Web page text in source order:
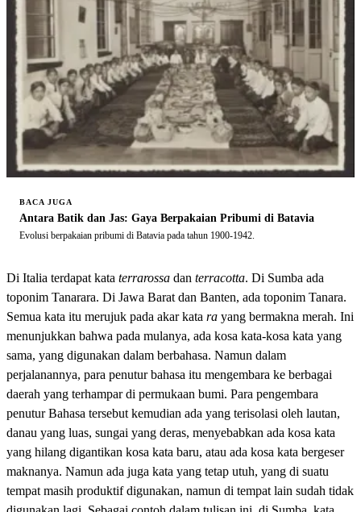
BACA JUGA
Antara Batik dan Jas: Gaya Berpakaian Pribumi di Batavia
Evolusi berpakaian pribumi di Batavia pada tahun 1900-1942.
Di Italia terdapat kata terrarossa dan terracotta. Di Sumba ada
toponim Tanarara. Di Jawa Barat dan Banten, ada toponim Tanara.
Semua kata itu merujuk pada akar kata ra yang bermakna merah. Ini
menunjukkan bahwa pada mulanya, ada kosa kata-kosa kata yang
sama, yang digunakan dalam berbahasa. Namun dalam
perjalanannya, para penutur bahasa itu mengembara ke berbagai
daerah yang terhampar di permukaan bumi. Para pengembara
penutur Bahasa tersebut kemudian ada yang terisolasi oleh lautan,
danau yang luas, sungai yang deras, menyebabkan ada kosa kata
yang hilang digantikan kosa kata baru, atau ada kosa kata bergeser
maknanya. Namun ada juga kata yang tetap utuh, yang di suatu
tempat masih produktif digunakan, namun di tempat lain sudah tidak